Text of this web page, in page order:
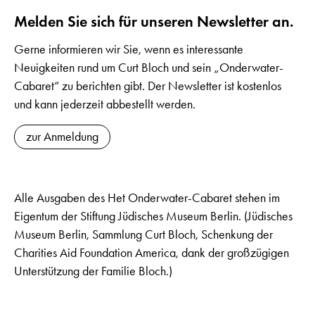
Melden Sie sich für unseren Newsletter an.
Gerne informieren wir Sie, wenn es interessante
Neuigkeiten rund um Curt Bloch und sein „Onderwater-
Cabaret“ zu berichten gibt. Der Newsletter ist kostenlos
und kann jederzeit abbestellt werden.
zur Anmeldung
Alle Ausgaben des Het Onderwater-Cabaret stehen im
Eigentum der Stiftung Jüdisches Museum Berlin. (Jüdisches
Museum Berlin, Sammlung Curt Bloch, Schenkung der
Charities Aid Foundation America, dank der großzügigen
Unterstützung der Familie Bloch.)